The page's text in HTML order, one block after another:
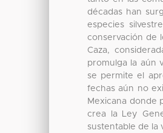
décadas han
especies
conservación de
Caza,
promulga la aún
se permite el
fechas aún no
Mexicana donde
crea la Ley
sustentable de la